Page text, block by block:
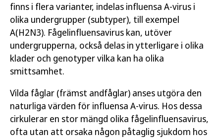
finns i flera varianter, indelas influensa A-virus i
olika undergrupper (subtyper), till exempel
A(H2N3). Fågelinfluensavirus kan, utöver
undergrupperna, också delas in ytterligare i olika
klader och genotyper vilka kan ha olika
smittsamhet.
Vilda fåglar (främst andfåglar) anses utgöra den
naturliga värden för influensa A-virus. Hos dessa
cirkulerar en stor mängd olika fågelinfluensavirus,
ofta utan att orsaka någon påtaglig sjukdom hos